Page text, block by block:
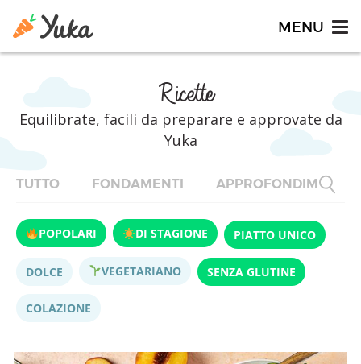
Ricette
Equilibrate, facili da preparare e approvate da
Yuka
TUTTO FONDAMENTI APPROFONDIMENTI
POPOLARI DI STAGIONE PIATTO UNICO
DOLCE VEGETARIANO SENZA GLUTINE
COLAZIONE